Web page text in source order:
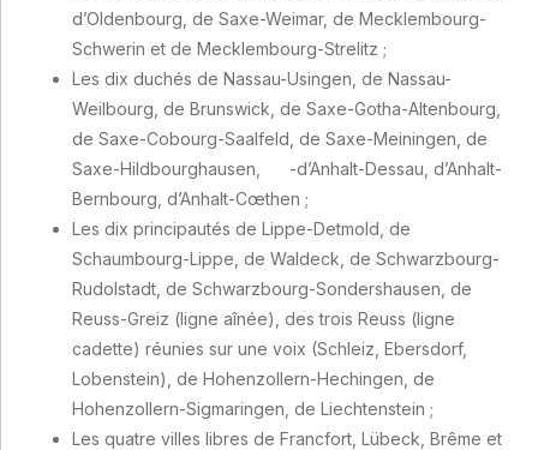
d’Oldenbourg, de Saxe-Weimar, de Mecklembourg-
Schwerin et de Mecklembourg-Strelitz ;
Les dix duchés de Nassau-Usingen, de Nassau-
Weilbourg, de Brunswick, de Saxe-Gotha-Altenbourg,
de Saxe-Cobourg-Saalfeld, de Saxe-Meiningen, de
Saxe-Hildbourghausen,
-d’Anhalt-Dessau, d’Anhalt-
Bernbourg, d’Anhalt-Cœthen ;
Les dix principautés de Lippe-Detmold, de
Schaumbourg-Lippe, de Waldeck, de Schwarzbourg-
Rudolstadt, de Schwarzbourg-Sondershausen, de
Reuss-Greiz (ligne aînée), des trois Reuss (ligne
cadette) réunies sur une voix (Schleiz, Ebersdorf,
Lobenstein), de Hohenzollern-Hechingen, de
Hohenzollern-Sigmaringen, de Liechtenstein ;
Les quatre villes libres de Francfort, Lübeck, Brême et